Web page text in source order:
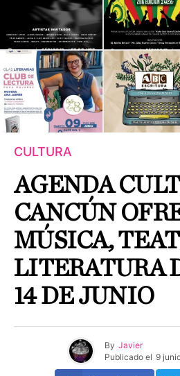
CULTURA
AGENDA
CANCÚN
MÚSICA,
LITERATURA
14 DE JUNIO
By Javier
Publicado el 9